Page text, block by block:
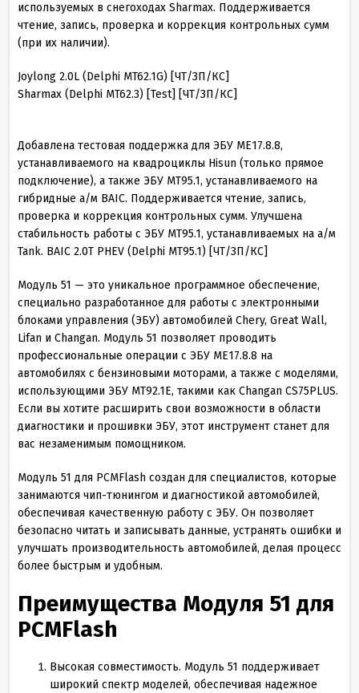
используемых в снегоходах Sharmax. Поддерживается
чтение, запись, проверка и коррекция контрольных сумм
(при их наличии).
Joylong 2.0L (Delphi MT62.1G) [ЧТ/ЗП/КС]
Sharmax (Delphi MT62.3) [Test] [ЧТ/ЗП/КС]
Добавлена тестовая поддержка для ЭБУ ME17.8.8,
устанавливаемого на квадроциклы Hisun (только прямое
подключение), а также ЭБУ MT95.1, устанавливаемого на
гибридные а/м BAIC. Поддерживается чтение, запись,
проверка и коррекция контрольных сумм. Улучшена
стабильность работы с ЭБУ MT95.1, устанавливаемых на а/м
Tank. BAIC 2.0T PHEV (Delphi MT95.1) [ЧТ/ЗП/КС]
Модуль 51 — это уникальное программное обеспечение,
специально разработанное для работы с электронными
блоками управления (ЭБУ) автомобилей Chery, Great Wall,
Lifan и Changan. Модуль 51 позволяет проводить
профессиональные операции с ЭБУ ME17.8.8 на
автомобилях с бензиновыми моторами, а также с моделями,
использующими ЭБУ MT92.1E, такими как Changan CS75PLUS.
Если вы хотите расширить свои возможности в области
диагностики и прошивки ЭБУ, этот инструмент станет для
вас незаменимым помощником.
Модуль 51 для PCMFlash создан для специалистов, которые
занимаются чип-тюнингом и диагностикой автомобилей,
обеспечивая качественную работу с ЭБУ. Он позволяет
безопасно читать и записывать данные, устранять ошибки и
улучшать производительность автомобилей, делая процесс
более быстрым и удобным.
Преимущества Модуля 51 для
PCMFlash
Высокая совместимость. Модуль 51 поддерживает
широкий спектр моделей, обеспечивая надежное